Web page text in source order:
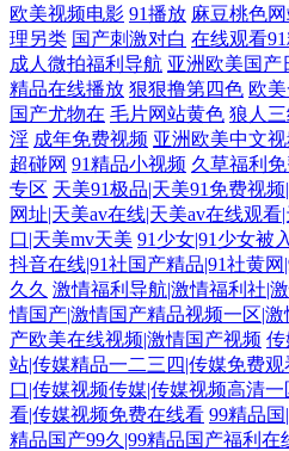
欧美视频电影 91播放 麻豆桃色
理另类 国产刺激对白 在线观看
成人微拍福利导航 亚洲欧美国产
精品在线播放 狠狠撸第四色 欧
国产尤物在 毛片网站黄色 狼人
淫 成年免费视频 亚洲欧美中文
超碰网 91精品小视频 久草福利
专区 天美91极品|天美91免费视
网址|天美av在线|天美av在线观
口|天美mv天美 91少女|91少女被
抖音在线|91社国产精品|91社黄
久久 激情福利导航|激情福利社|
情国产|激情国产精品视频一区|
产欧美在线视频|激情国产视频 传
站|传媒精品一二三四|传媒免费
口|传媒视频传媒|传媒视频高清
看|传媒视频免费在线看 99精品国
精品国产99久|99精品国产福利在